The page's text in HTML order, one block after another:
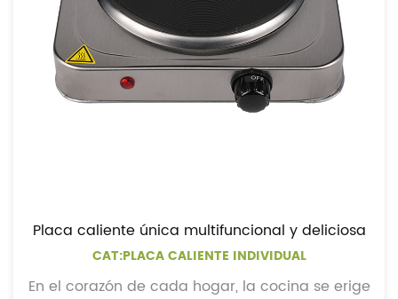
Placa caliente única multifuncional y deliciosa
CAT:PLACA CALIENTE INDIVIDUAL
En el corazón de cada hogar, la cocina se erige